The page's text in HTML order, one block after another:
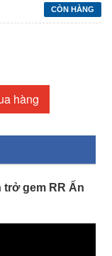
CÒN HÀNG
hàng
gem RR Ấn